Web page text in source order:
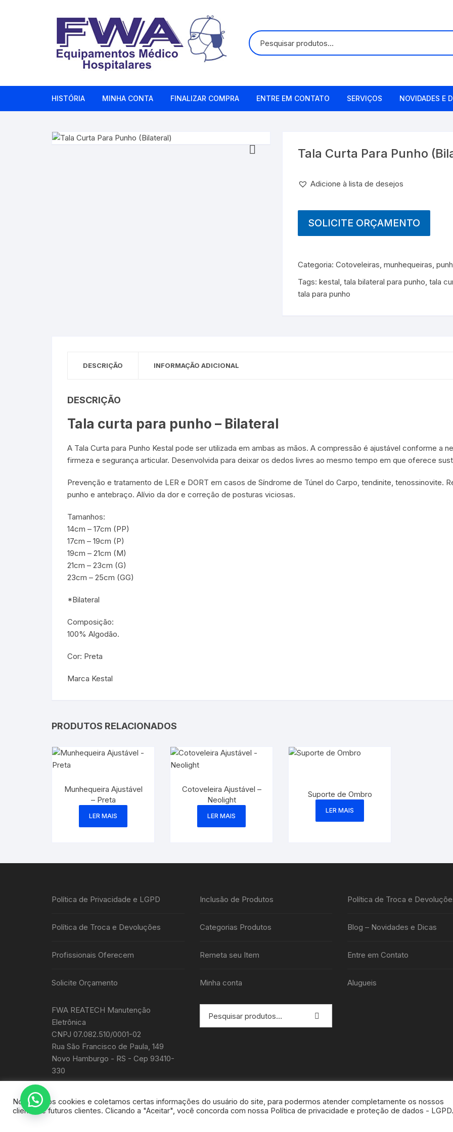
HISTÓRIA MINHA CONTA FINALIZAR COMPRA ENTRE EM CONTATO SERVIÇOS
Manutenção
NOVIDADES E
Tala Curta Para Punho
Adicione à lista de desejos
SOLICITE ORÇAMENTO
Categoria: Cotoveleiras, munhequeiras,
Tags: kestal, tala bilateral para punho, tala
tala para punho
DESCRIÇÃO INFORMAÇÃO ADICIONAL
DESCRIÇÃO
Tala curta para punho – Bilateral
A Tala Curta para Punho Kestal pode ser utilizada em ambas as mãos. A compressão é ajustável conforme a
firmeza e segurança articular. Desenvolvida para deixar os dedos livres ao mesmo tempo em que oferece
Prevenção e tratamento de LER e DORT em casos de Síndrome de Túnel do Carpo, tendinite, tenossinovite.
punho e antebraço. Alívio da dor e correção de posturas viciosas.
Tamanhos:
14cm – 17cm (PP)
17cm – 19cm (P)
19cm – 21cm (M)
21cm – 23cm (G)
23cm – 25cm (GG)
*Bilateral
Composição:
100% Algodão.
Cor: Preta
Marca Kestal
PRODUTOS RELACIONADOS
Munhequeira Ajustável
– Preta
LER MAIS
Cotoveleira Ajustável –
Neolight
LER MAIS
Suporte de Ombro
LER MAIS
Política de Privacidade e LGPD
Política de Troca e Devoluções
Profissionais Oferecem
Solicite Orçamento
FWA REATECH Manutenção
Eletrônica
CNPJ 07.082.510/0001-02
Rua São Francisco de Paula, 149
Novo Hamburgo - RS - Cep 93410-
330
Inclusão de Produtos
Categorias Produtos
Remeta seu Item
Minha conta
Política de Troca e
Blog – Novidades e Dicas
Entre em Contato
Alugueis
Todos os direitos autorais de Reatech -
Nós usamos cookies e coletamos certas informações do usuário do site, para podermos atender completamente os nossos
clientes e futuros clientes. Clicando a "Aceitar", você concorda com nossa Política de privacidade e proteção de dados - LGPD.